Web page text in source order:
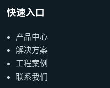
快速入口
产品中心
解决方案
工程案例
联系我们